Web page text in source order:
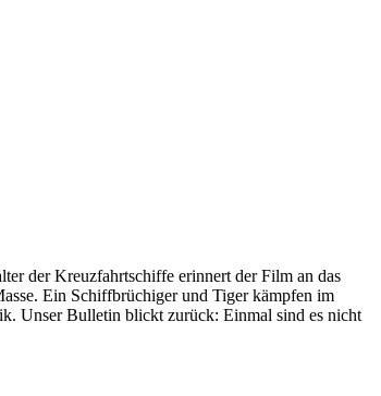
der Kreuzfahrtschiffe erinnert der Film an das
Ein Schiffbrüchiger und Tiger kämpfen im
Unser Bulletin blickt zurück: Einmal sind es nicht